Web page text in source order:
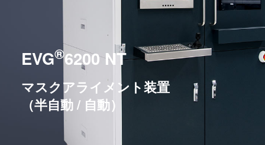
ウェーハ接合装置
検査・計測装置
プロセス開発サービス
ナノインプリント・リソグラ
フィ（NIL） - SmartNIL®
ウェーハレベル・オプティク
ス（WLO）
レジストプロセス
展示会・セミナー
サプライヤーおよびパートナ
ー企業
R&D Projects
INSIDER
How do I become an Insider?
お問い合わせ
EVG®6200 NT
マスクアライメント装置
（半自動 / 自動）
ナノインプリント・リソグラフィ（NIL）装置
ウェーハ接合装置